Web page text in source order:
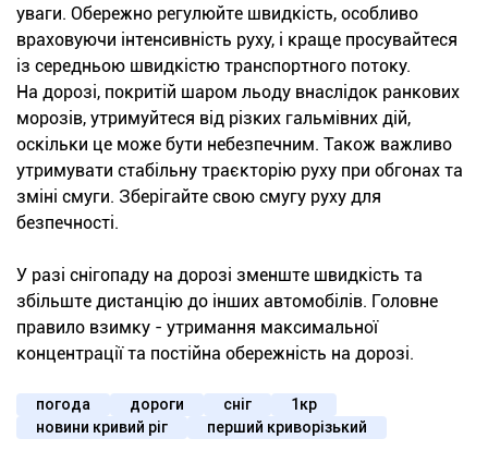
уваги. Обережно регулюйте швидкість, особливо
враховуючи інтенсивність руху, і краще просувайтеся
із середньою швидкістю транспортного потоку.
На дорозі, покритій шаром льоду внаслідок ранкових
морозів, утримуйтеся від різких гальмівних дій,
оскільки це може бути небезпечним. Також важливо
утримувати стабільну траєкторію руху при обгонах та
зміні смуги. Зберігайте свою смугу руху для
безпечності.
У разі снігопаду на дорозі зменште швидкість та
збільште дистанцію до інших автомобілів. Головне
правило взимку - утримання максимальної
концентрації та постійна обережність на дорозі.
погода дороги сніг
1кр
новини кривий ріг
перший криворізький